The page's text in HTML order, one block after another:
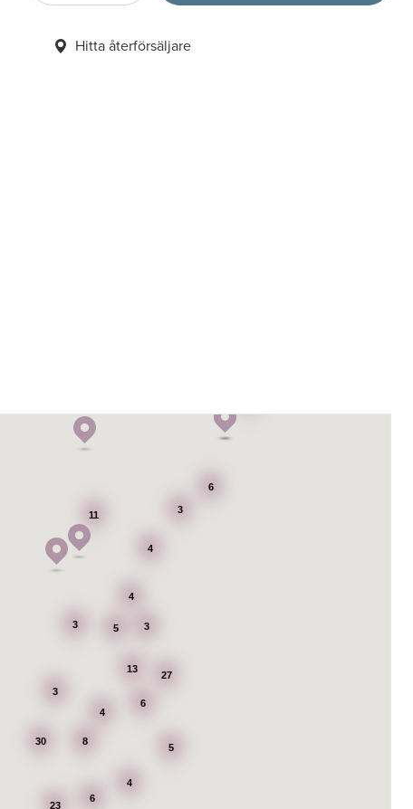
Hitta återförsäljare
23
30
27
8
4
11
6
6
13
3
4
4
3
5
3
5
6
4
3